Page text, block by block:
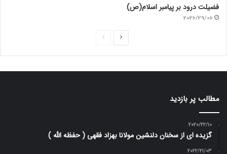
فضیلت درود بر پیامبر اسلام(ص)
2026/29/06
ی
ی
مطالب پر بازدید
2020/22/10
گزیده ای از سخنان دلنشین مولانا بهزاد فقهی ( حفظه الله )
2022/21/03